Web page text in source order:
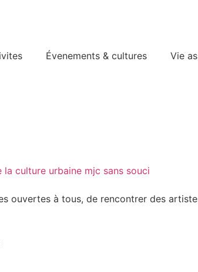
Évenements & cultures Vie
ouvertes à tous, de rencontrer des